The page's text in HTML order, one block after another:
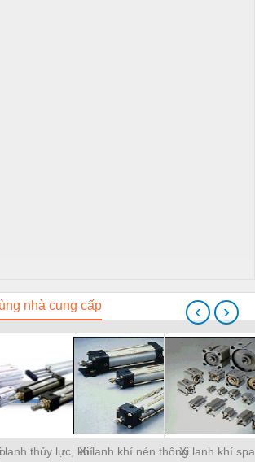
nhà cung cấp
lanh thủy lực, khíXi lanh khí nén thôngXi lanh khí
‹ ›